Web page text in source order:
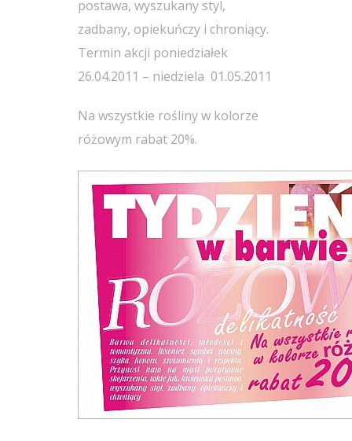
postawa, wyszukany styl,
zadbany, opiekuńczy i chroniący.
Termin akcji poniedziałek
26.04.2011 – niedziela 01.05.2011
Na wszystkie rośliny w kolorze
różowym rabat 20%.